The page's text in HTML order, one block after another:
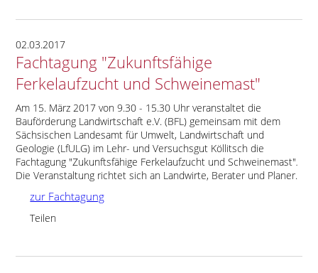
02.03.2017
Fachtagung "Zukunftsfähige
Ferkelaufzucht und Schweinemast"
Am 15. März 2017 von 9.30 - 15.30 Uhr veranstaltet die
Bauförderung Landwirtschaft e.V. (BFL) gemeinsam mit dem
Sächsischen Landesamt für Umwelt, Landwirtschaft und
Geologie (LfULG) im Lehr- und Versuchsgut Köllitsch die
Fachtagung Zukunftsfähige Ferkelaufzucht und Schweinemast .
Die Veranstaltung richtet sich an Landwirte, Berater und Planer.
zur Fachtagung
Teilen